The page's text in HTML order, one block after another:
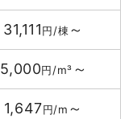
31,111円/棟 ～
5,000円/m³ ～
1,647円/m ～